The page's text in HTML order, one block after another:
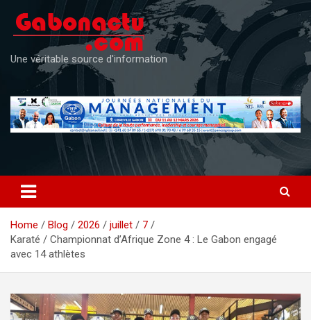
content
Une véritable source d'information
Home Blog 2026 juillet
7
Karaté / Championnat d’Afrique Zone 4 : Le Gabon engagé
avec 14 athlètes